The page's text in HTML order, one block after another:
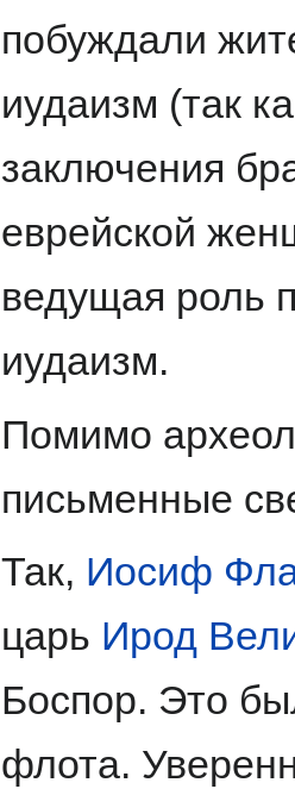
побуждали
иудаизм (так
заключения
еврейской
ведущая роль
иудаизм.
Помимо
письменные
Так, Иосиф
царь Ирод
Боспор. Это
флота.